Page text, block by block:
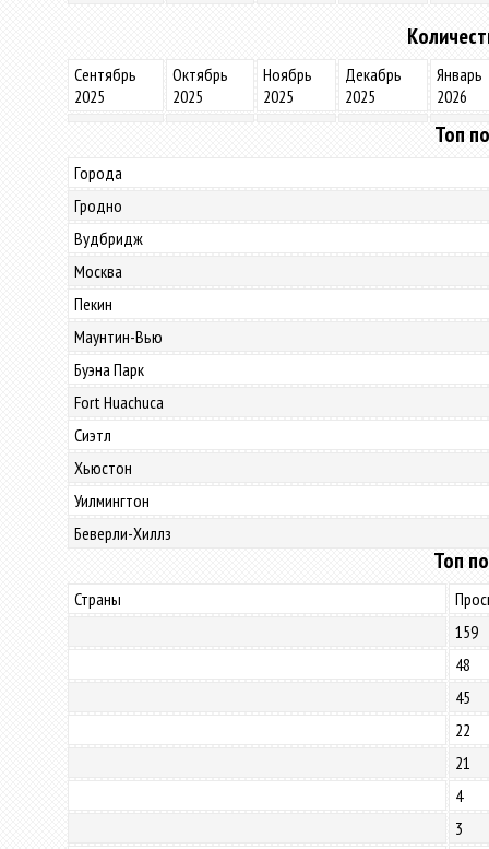
Сентябрь
2025
Октябрь
2025
Ноябрь
2025
Декабрь
2025
Январь
2026
Топ
Города
Гродно
Вудбридж
Москва
Пекин
Маунтин-Вью
Буэна Парк
Fort Huachuca
Сиэтл
Хьюстон
Уилмингтон
Беверли-Хиллз
Топ
Страны
159
48
45
22
21
4
3